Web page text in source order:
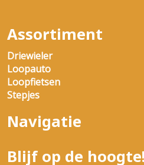
Assortiment
Driewieler
Loopauto
Loopfietsen
Stepjes
Navigatie
Blijf op de hoogte!